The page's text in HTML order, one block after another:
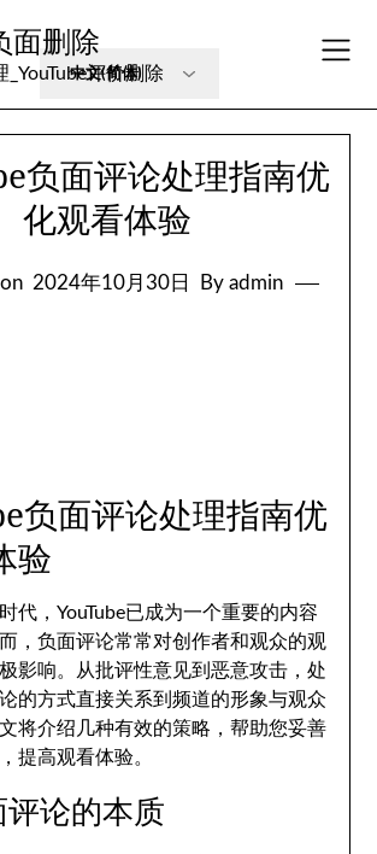
面删除
_YouTube评价删除
负面评论处理指南优
化观看体验
2024年10月30日 By admin
负面评论处理指南优
验
代，YouTube已成为一个重要的内容
，负面评论常常对创作者和观众的观
影响。从批评性意见到恶意攻击，处
的方式直接关系到频道的形象与观众
将介绍几种有效的策略，帮助您妥善
提高观看体验。
论的本质